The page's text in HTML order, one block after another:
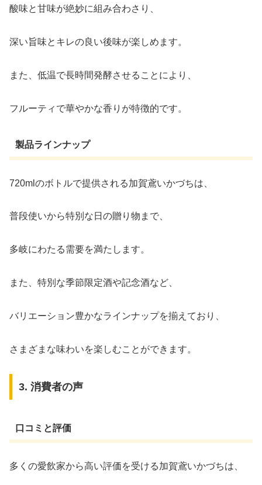
酸味と甘味が絶妙に組み合わさり、
深い旨味とキレの良い後味が楽しめます。
また、低温で長時間発酵させることにより、
フルーティで華やかな香りが特徴的です。
製品ラインナップ
720mlのボトルで提供される加賀鳶いかづちは、
普段使いから特別な日の贈り物まで、
多岐にわたる需要を満たします。
また、特別な季節限定酒や記念酒など、
バリエーション豊かなラインナップを揃えており、
さまざまな味わいを楽しむことができます。
3. 消費者の声
口コミと評価
多くの愛飲家から高い評価を受ける加賀鳶いかづちは、